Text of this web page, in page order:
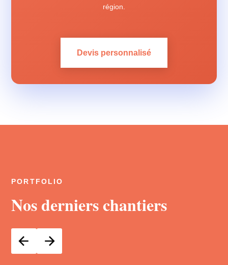
région.
Devis personnalisé
PORTFOLIO
Nos derniers chantiers